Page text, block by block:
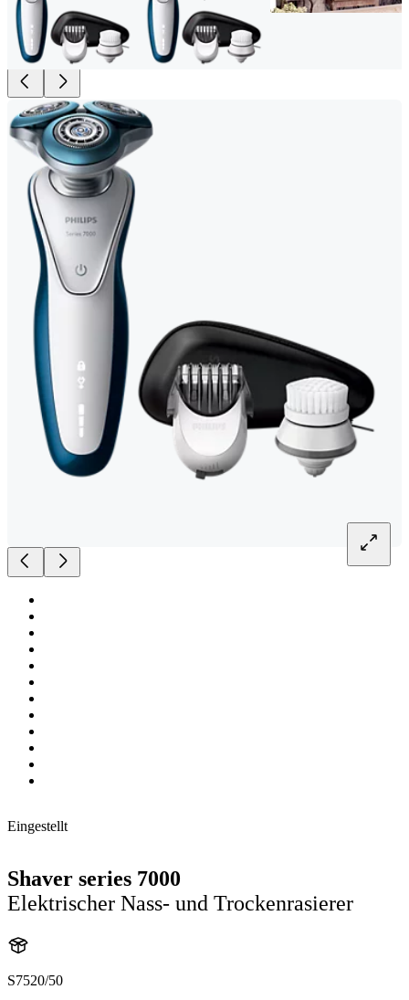
Eingestellt
Shaver series 7000
Elektrischer Nass- und Trockenrasierer
S7520/50